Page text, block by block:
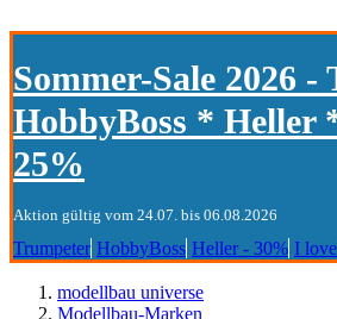
Sommer-Sale 2026
HobbyBoss * Heller
25%
Aktion gültig vom 24.07. bis 06.08.2026
Trumpeter HobbyBoss Heller - 30% I
modellbau universe
Modellbau-Marken